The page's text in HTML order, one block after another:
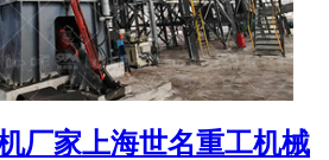
厂家上海世名重工机械